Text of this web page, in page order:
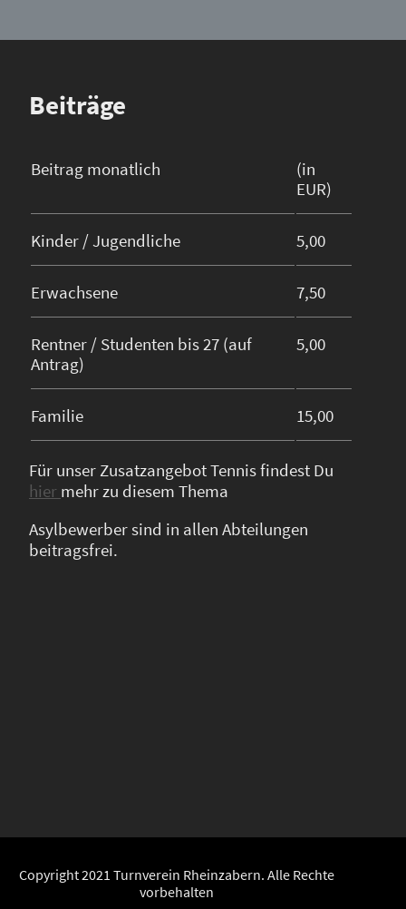
Beiträge
Beitrag monatlich
(in
EUR)
Kinder / Jugendliche 5,00
Erwachsene 7,50
Rentner / Studenten bis 27 (auf
Antrag)
5,00
Familie 15,00
Für unser Zusatzangebot Tennis findest Du
hier mehr zu diesem Thema
Asylbewerber sind in allen Abteilungen
beitragsfrei.
Copyright 2021 Turnverein Rheinzabern. Alle Rechte
vorbehalten